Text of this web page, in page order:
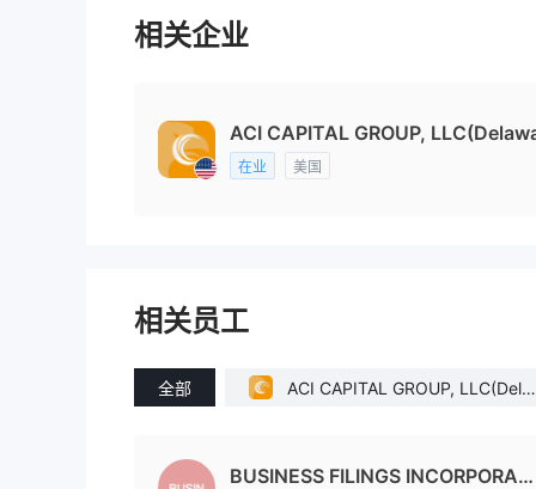
相关企业
ACI CAPITAL GROUP,
在业 美国
相关员工
全部
ACI CAPITAL GROUP, LLC(Dela
BUSINESS FILINGS INCORPORAT